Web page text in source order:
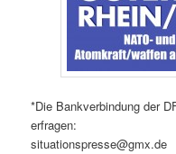
*Die Bankverbindung der
erfragen:
situationspresse@gmx.de